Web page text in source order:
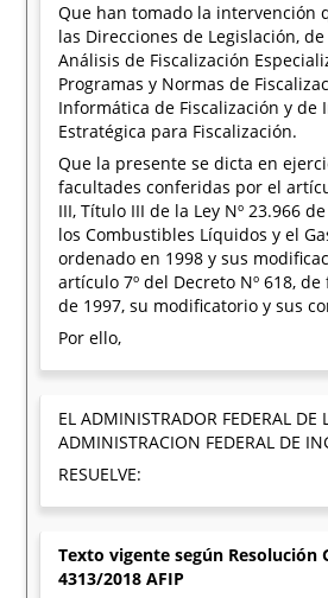
Que han tomado la intervención
las Direcciones de Legislación,
Análisis de Fiscalización
Programas y Normas de
Informática de Fiscalización y de
Estratégica para Fiscalización.
Que la presente se dicta en
facultades conferidas por el
III, Título III de la Ley Nº 23.966
los Combustibles Líquidos y el
ordenado en 1998 y sus
artículo 7º del Decreto Nº 618,
de 1997, su modificatorio y sus
Por ello,
EL ADMINISTRADOR FEDERAL DE
ADMINISTRACION FEDERAL DE
RESUELVE:
Texto vigente según Resolución
4313/2018 AFIP